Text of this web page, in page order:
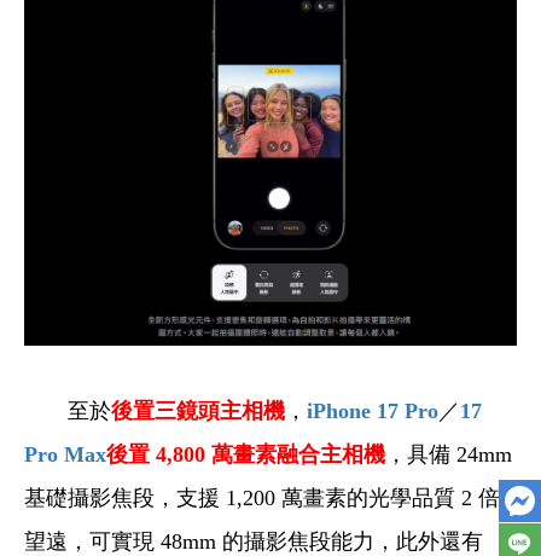
至於後置三鏡頭主相機 ， iPhone 17 Pro／ 17
Pro Max後置 4,800 萬畫素融合主相機 ，具備 24mm
基礎攝影焦段，支援 1,200 萬畫素的光學品質 2 倍
望遠，可實現 48mm 的攝影焦段能力，此外還有